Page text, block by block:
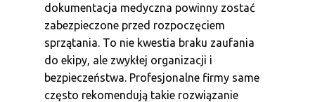
dokumentacja medyczna powinny zostać
zabezpieczone przed rozpoczęciem
sprzątania. To nie kwestia braku zaufania
do ekipy, ale zwykłej organizacji i
bezpieczeństwa. Profesjonalne firmy same
często rekomendują takie rozwiązanie